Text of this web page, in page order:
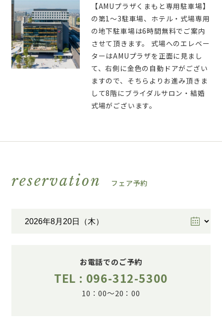
【AMUプラザくまもと専用駐車場】
の第1～3駐車場、ホテル・式場専用
の地下駐車場は6時間無料でご案内
させて頂きます。 式場へのエレベー
ターはAMUプラザを正面に見まし
て、右側に金色の自動ドアがござい
ますので、そちらよりお進み頂きま
して8階にブライダルサロン・結婚
式場がございます。
reservation フェア予約
お電話でのご予約
TEL : 096-312-5300
10：00～20：00